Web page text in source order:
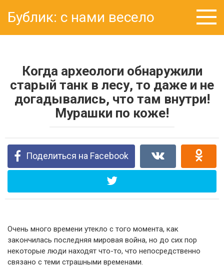
контенту
Бублик: с нами весело
Когда археологи обнаружили
старый танк в лесу, то даже и не
догадывались, что там внутри!
Мурашки по коже!
Поделиться на Facebook
Очень много времени утекло с того момента, как
закончилась последняя мировая война, но до сих пор
некоторые люди находят что-то, что непосредственно
связано с теми страшными временами.